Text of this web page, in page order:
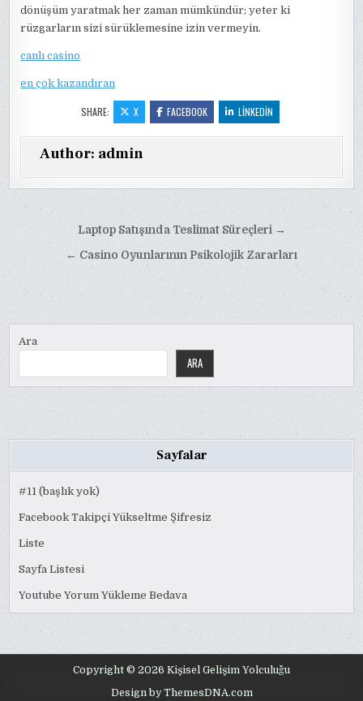
dönüşüm yaratmak her zaman mümkündür; yeter ki
rüzgarların sizi sürüklemesine izin vermeyin.
canlı casino
en çok kazandıran
SHARE: X FACEBOOK LINKEDIN
Author: admin
gezinmesi
Laptop Satışında Teslimat Süreçleri →
← Casino Oyunlarının Psikolojik Zararları
Ara
ARA
Sayfalar
#11 (başlık yok)
Facebook Takipçi Yükseltme Şifresiz
Liste
Sayfa Listesi
Youtube Yorum Yükleme Bedava
Copyright © 2026 Kişisel Gelişim Yolculuğu
Design by ThemesDNA.com